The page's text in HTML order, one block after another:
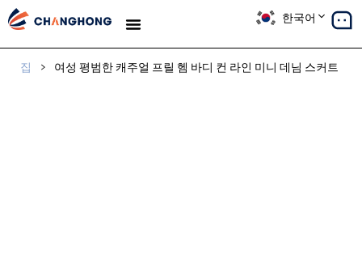
한국어
집 > 여성 평범한 캐주얼 프릴 헴 바디 컨 라인 미니 데님 스커트